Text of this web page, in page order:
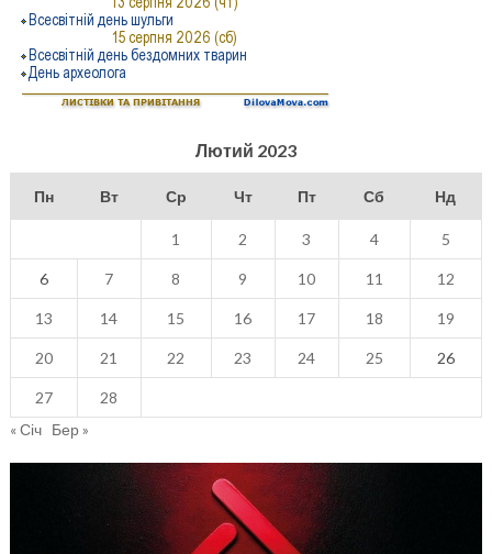
Лютий 2023
Пн Вт Ср Чт Пт Сб Нд
1 2 3 4 5
6 7 8 9 10 11 12
13 14 15 16 17 18 19
20 21 22 23 24 25 26
27
28
« Січ Бер »